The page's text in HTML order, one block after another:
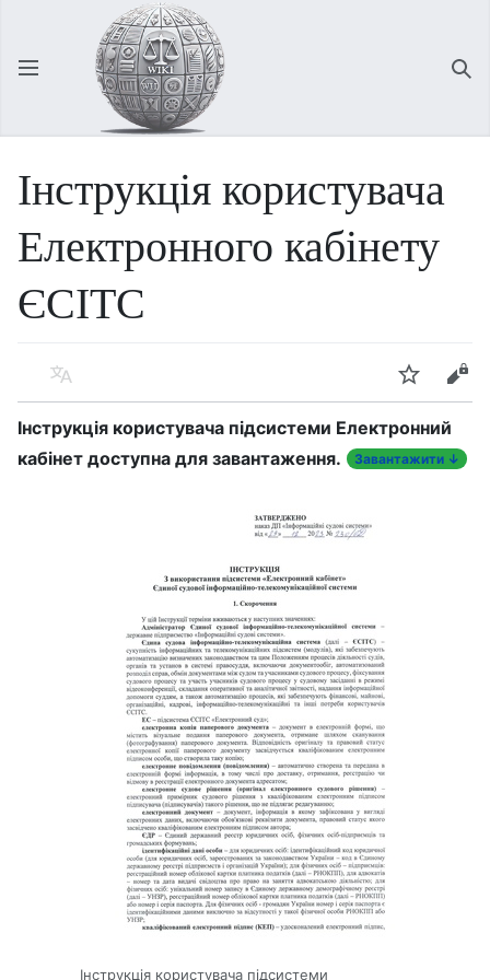
Відкрити головне меню
Інструкція користувача
Електронного кабінету
ЄСІТС
Мова Спостерігати
Редагувати
Інструкція користувача підсистеми Електронний
кабінет доступна для завантаження.
Завантажити ↓
Інструкція користувача підсистеми